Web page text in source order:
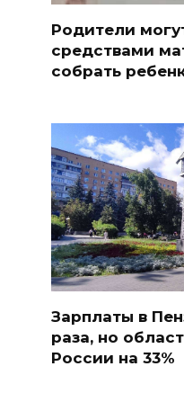
Родители
средствами
собрать
Зарплаты в
раза, но
России на 33%